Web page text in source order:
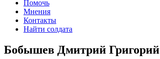
Помочь
Мнения
Контакты
Найти солдата
Бобышев Дмитрий Григорий